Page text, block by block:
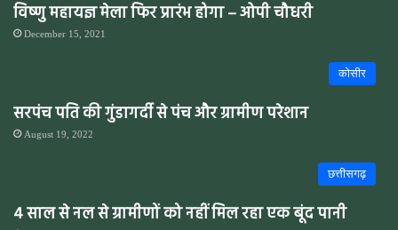
विष्णु महायज्ञ मेला फिर प्रारंभ होगा – ओपी चौधरी
December 15, 2021
कोसीर
सरपंच पति की गुंडागर्दी से पंच और ग्रामीण परेशान
August 19, 2022
छत्तीसगढ़
4 साल से नल से ग्रामीणों को नहीं मिल रहा एक बूंद पानी